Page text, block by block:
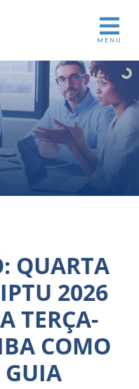
MENU
QUARTA
2026
TERÇA-
COMO
GUIA